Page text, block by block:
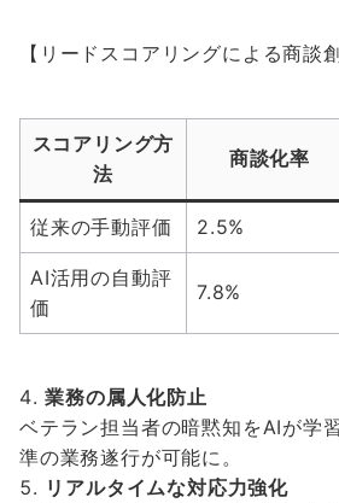
【リードスコアリングによる商談
スコアリング方
法
商談化率
従来の手動評価 2.5%
AI活用の自動評
価
7.8%
業務の属人化防止
ベテラン担当者の暗黙知をAIが学
準の業務遂行が可能に。
リアルタイムな対応力強化